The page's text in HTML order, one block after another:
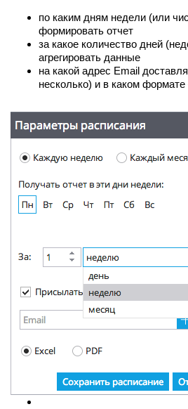
по каким дням недели (или
формировать отчет
за какое количество дней
агрегировать данные
на какой адрес Email
несколько) и в каком